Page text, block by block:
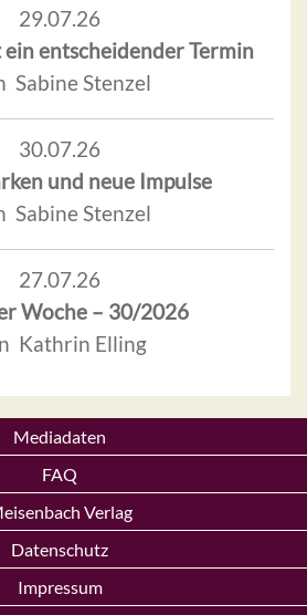
29.07.26
entscheidender Termin
Sabine Stenzel
30.07.26
und neue Impulse
Sabine Stenzel
27.07.26
Woche – 30/2026
Kathrin Elling
Mediadaten
FAQ
Verlag
Datenschutz
Impressum